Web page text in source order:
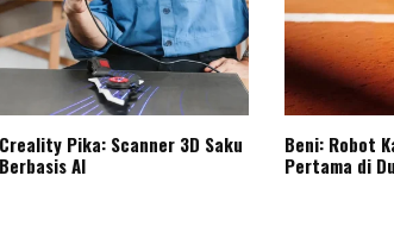
Creality Pika: Scanner 3D Saku
Berbasis AI
Beni: Robot
Pertama di